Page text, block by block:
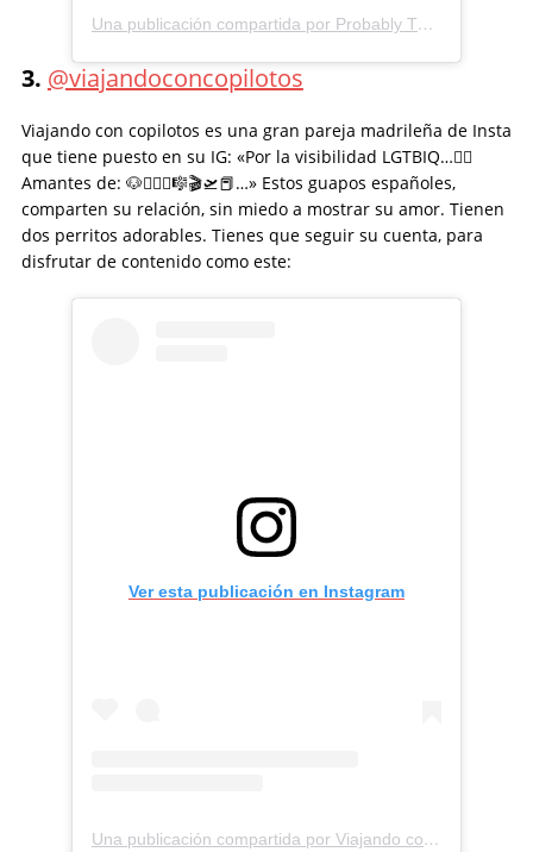
Una publicación compartida por Probably This (@probablythis)
3. @viajandoconcopilotos
Viajando con copilotos es una gran pareja madrileña de Insta
que tiene puesto en su IG: «Por la visibilidad LGTBIQ…🏳️‍🌈
Amantes de: 🐶🏋🏻‍♂️🎼🎬🛫📕…» Estos guapos españoles,
comparten su relación, sin miedo a mostrar su amor. Tienen
dos perritos adorables. Tienes que seguir su cuenta, para
disfrutar de contenido como este:
Ver esta publicación en Instagram
Una publicación compartida por Viajando con copilotos (@viajandoconcopilotos)